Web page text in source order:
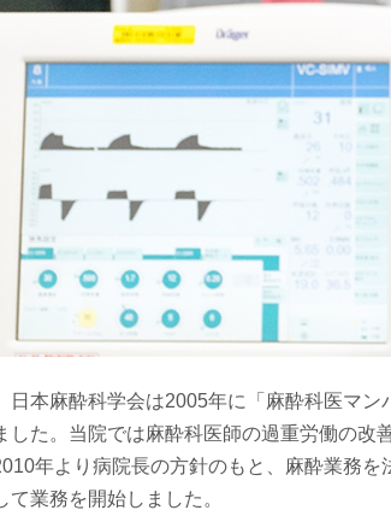
日本麻酔科学会は2005年に「麻酔科医マン
した。当院では麻酔科医師の過重労働の改
年より病院長の方針のもと、麻酔業務
て業務を開始しました。